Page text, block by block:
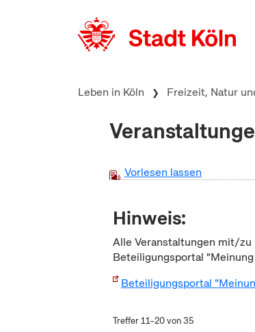
Leben in Köln Freizeit, Natur
Vorlesen lassen
Hinweis:
Alle Veranstaltungen mit/
Beteiligungsportal "Meinung
Beteiligungsportal
Treffer 11–20 von 35